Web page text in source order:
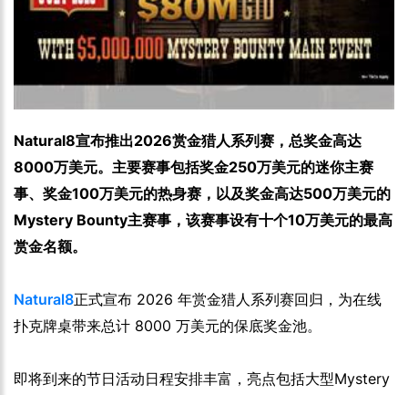
Natural8宣布推出2026赏金猎人系列赛，总奖金高达
8000万美元。主要赛事包括奖金250万美元的迷你主赛
事、奖金100万美元的热身赛，以及奖金高达500万美元的
Mystery Bounty主赛事，该赛事设有十个10万美元的最高
赏金名额。
Natural8正式宣布 2026 年赏金猎人系列赛回归，为在线
扑克牌桌带来总计 8000 万美元的保底奖金池。
即将到来的节日活动日程安排丰富，亮点包括大型Mystery